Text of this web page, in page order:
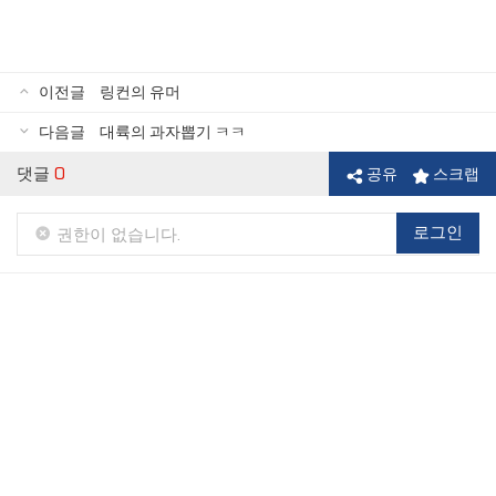
이전글
링컨의 유머
다음글
대륙의 과자뽑기 ㅋㅋ
댓글 0 공유 스크랩
권한이 없습니다. 로그인